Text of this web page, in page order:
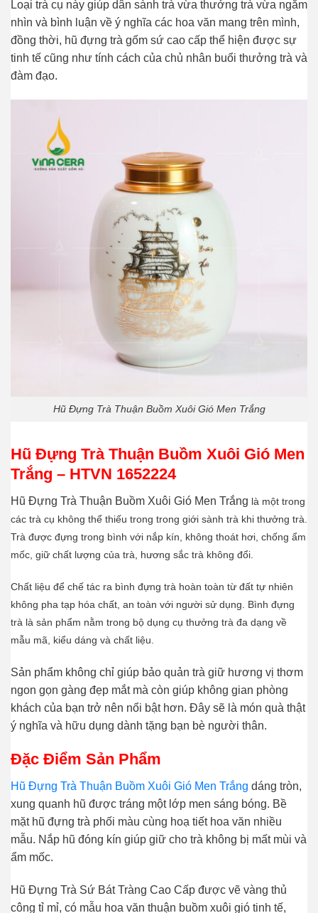
Loại trà cụ này giúp dân sành trà vừa thưởng trà vừa ngắm
nhìn và bình luận về ý nghĩa các hoa văn mang trên mình,
đồng thời, hũ đựng trà gốm sứ cao cấp thể hiện được sự
tinh tế cũng như tính cách của chủ nhân buổi thưởng trà và
đàm đạo.
Hũ Đựng Trà Thuận Buồm Xuôi Gió Men Trắng
Hũ Đựng Trà Thuận Buồm Xuôi Gió Men
Trắng – HTVN 1652224
Hũ Đựng Trà Thuận Buồm Xuôi Gió Men Trắng là một trong
các trà cụ không thể thiếu trong trong giới sành trà khi thưởng trà.
Trà được đựng trong bình với nắp kín, không thoát hơi, chống ẩm
mốc, giữ chất lượng của trà, hương sắc trà không đổi.
Chất liệu để chế tác ra bình đựng trà hoàn toàn từ đất tự nhiên
không pha tạp hóa chất, an toàn với người sử dụng. Bình đựng
trà là sản phẩm nằm trong bộ dụng cụ thưởng trà đa dạng về
mẫu mã, kiểu dáng và chất liệu.
Sản phẩm không chỉ giúp bảo quản trà giữ hương vị thơm
ngon gọn gàng đẹp mắt mà còn giúp không gian phòng
khách của bạn trở nên nổi bật hơn. Đây sẽ là món quà thật
ý nghĩa và hữu dụng dành tặng bạn bè người thân.
Đặc Điểm Sản Phẩm
Hũ Đựng Trà Thuận Buồm Xuôi Gió Men Trắng dáng tròn,
xung quanh hũ được tráng một lớp men sáng bóng. Bề
mặt hũ đựng trà phối màu cùng hoạ tiết hoa văn nhiều
mẫu. Nắp hũ đóng kín giúp giữ cho trà không bị mất mùi và
ẩm mốc.
Hũ Đựng Trà Sứ Bát Tràng Cao Cấp được vẽ vàng thủ
công tỉ mỉ, có mẫu hoa văn thuận buồm xuôi gió tinh tế,